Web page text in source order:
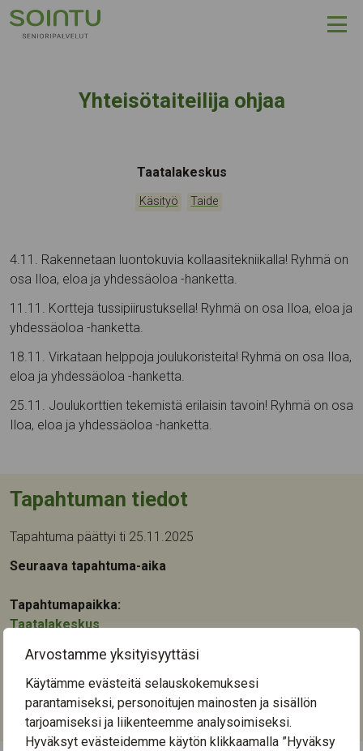
Arvostamme yksityisyyttäsi
Käytämme evästeitä selauskokemuksesi
parantamiseksi, personoitujen mainosten ja sisällön
tarjoamiseksi ja liikenteemme analysoimiseksi.
Hyväksyt evästeidemme käytön klikkaamalla ”Hyväksy
Hyppää sisältöön
Yhteisötaiteilija ohjaa
Tapahtumapaikka:
Taatalakeskus
Kategoriat:
Käsityö Taide
4.11. Rakennetaan luontokuvia kollaasitekniikalla! Ryhmä on
osa Iloa, eloa ja yhdessäoloa -hanketta.
11.11. Kortteja tussipiirustuksella! Ryhmä on osa Iloa, eloa ja
yhdessäoloa -hanketta.
18.11. Virkataan helppoja joulukoristeita! Ryhmä on osa Iloa,
eloa ja yhdessäoloa -hanketta.
25.11. Joulukorttien tekemistä erilaisin tavoin! Ryhmä on osa
Iloa, eloa ja yhdessäoloa -hanketta.
Tapahtuman tiedot
Tapahtuma päättyi ti 25.11.2025
Seuraava tapahtuma-aika
Tapahtumapaikka:
Taatalakeskus
33820 Tampere
Kategoriat:
Käsityö,Taide